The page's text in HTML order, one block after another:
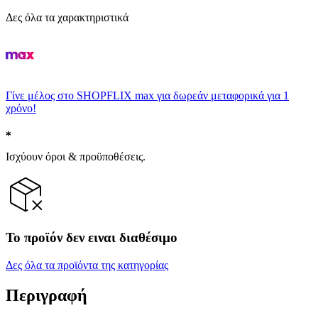
Δες όλα τα χαρακτηριστικά
Γίνε μέλος στο SHOPFLIX max για δωρεάν μεταφορικά για 1
χρόνο!
Ισχύουν όροι & προϋποθέσεις.
Το προϊόν δεν ειναι διαθέσιμο
Δες όλα τα προϊόντα της κατηγορίας
Περιγραφή